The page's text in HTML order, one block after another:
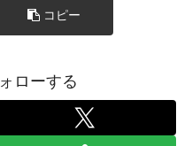
コピー
ローする